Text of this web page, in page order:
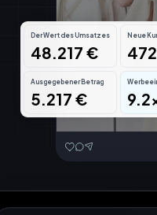
Der Wert des Umsatzes
48.217 €
Neue
Ausgegebener Betrag
5.217 €